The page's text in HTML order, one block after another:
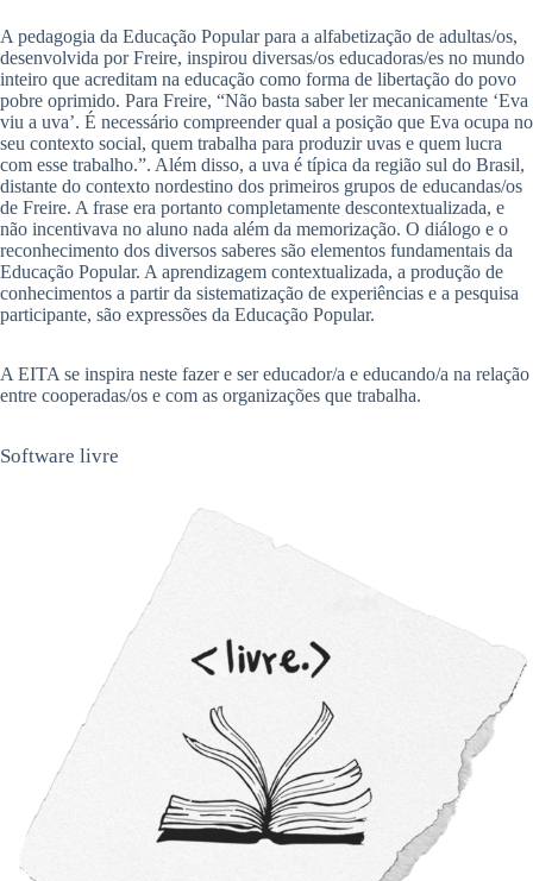
A pedagogia da Educação Popular para a alfabetização de adultas/os,
desenvolvida por Freire, inspirou diversas/os educadoras/es no mundo
inteiro que acreditam na educação como forma de libertação do povo
pobre oprimido. Para Freire, “Não basta saber ler mecanicamente ‘Eva
viu a uva’. É necessário compreender qual a posição que Eva ocupa no
seu contexto social, quem trabalha para produzir uvas e quem lucra
com esse trabalho.”. Além disso, a uva é típica da região sul do Brasil,
distante do contexto nordestino dos primeiros grupos de educandas/os
de Freire. A frase era portanto completamente descontextualizada, e
não incentivava no aluno nada além da memorização. O diálogo e o
reconhecimento dos diversos saberes são elementos fundamentais da
Educação Popular. A aprendizagem contextualizada, a produção de
conhecimentos a partir da sistematização de experiências e a pesquisa
participante, são expressões da Educação Popular.
A EITA se inspira neste fazer e ser educador/a e educando/a na relação
entre cooperadas/os e com as organizações que trabalha.
Software livre